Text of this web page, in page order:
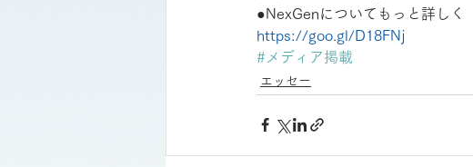
●NexGenについてもっと詳しく
https://goo.gl/D18FNj
#メディア掲載
エッセー